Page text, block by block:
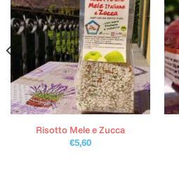
Risotto Mele e Zucca
€5,60